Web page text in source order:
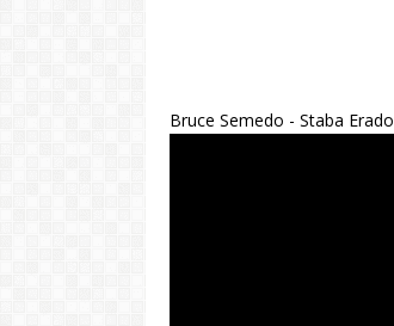
Bruce Semedo - Staba Erado